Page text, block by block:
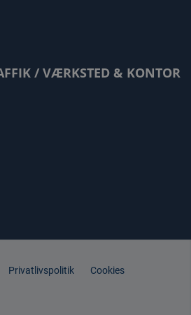
/ VÆRKSTED & KONTOR
Privatlivspolitik Cookies